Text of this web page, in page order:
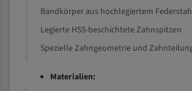
Bandkörper aus hochlegiertem
Legierte HSS-beschichtete Zahnspitzen
Spezielle Zahngeometrie und
Materialien: